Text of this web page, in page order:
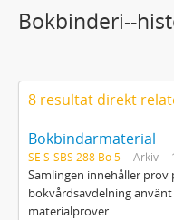
Bokbinderi--
8 resultat direkt
Bokbindarmaterial
SE S-SBS 288 Bo 5 Arkiv
Samlingen innehåller prov
bokvårdsavdelning
materialprover